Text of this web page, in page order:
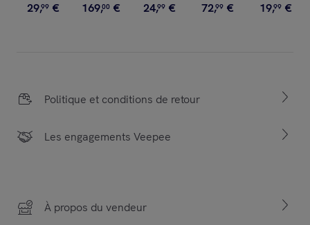
29,99 € 169,00 € 24,99 € 72,99 € 19,99 €
Politique et conditions de retour
Les engagements Veepee
À propos du vendeur